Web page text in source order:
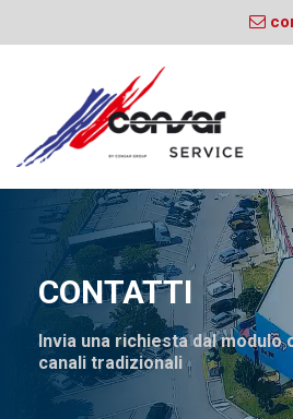
CONTATTI
Invia una richiesta dal modulo
canali tradizionali